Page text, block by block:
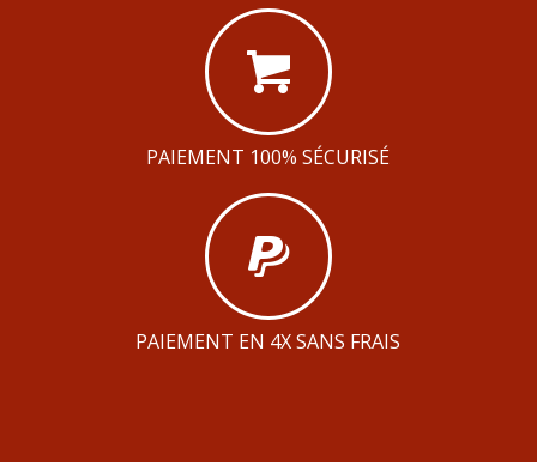
PAIEMENT 100% SÉCURISÉ
PAIEMENT EN 4X SANS FRAIS